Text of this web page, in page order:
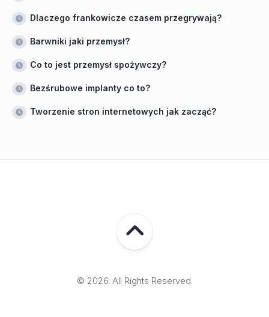
Dlaczego frankowicze czasem przegrywają?
Barwniki jaki przemysł?
Co to jest przemysł spożywczy?
Bezśrubowe implanty co to?
Tworzenie stron internetowych jak zacząć?
© 2026. All Rights Reserved.